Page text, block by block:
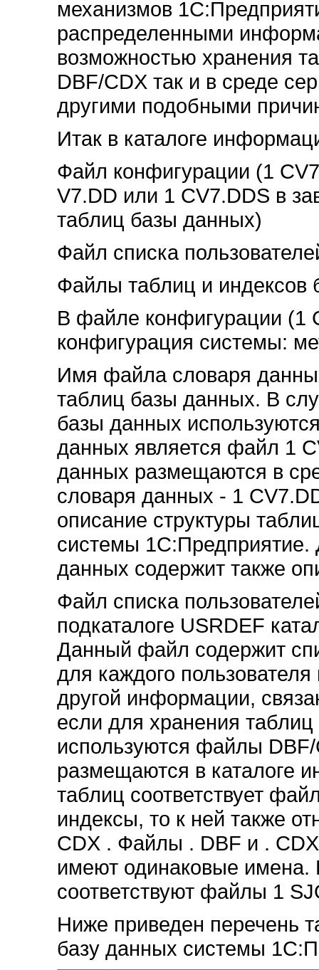
механизмов
распределенными
возможностью хранения
DBF/CDX так и в среде
другими подобными
Итак в каталоге
Файл конфигурации (1
V7.DD или 1 CV7.DDS в
таблиц базы данных)
Файл списка
Файлы таблиц и индексов
В файле конфигурации (1
конфигурация системы:
Имя файла словаря
таблиц базы данных. В
базы данных
данных является файл 1
данных размещаются в
словаря данных - 1
описание структуры
системы 1С:Предприятие.
данных содержит также
Файл списка
подкаталоге USRDEF
Данный файл содержит
для каждого
другой информации,
если для хранения
используются файлы
размещаются в каталоге
таблиц соответствует
индексы, то к ней также
CDX . Файлы . DBF и .
имеют одинаковые
соответствуют файлы 1
Ниже приведен перечень
базу данных системы